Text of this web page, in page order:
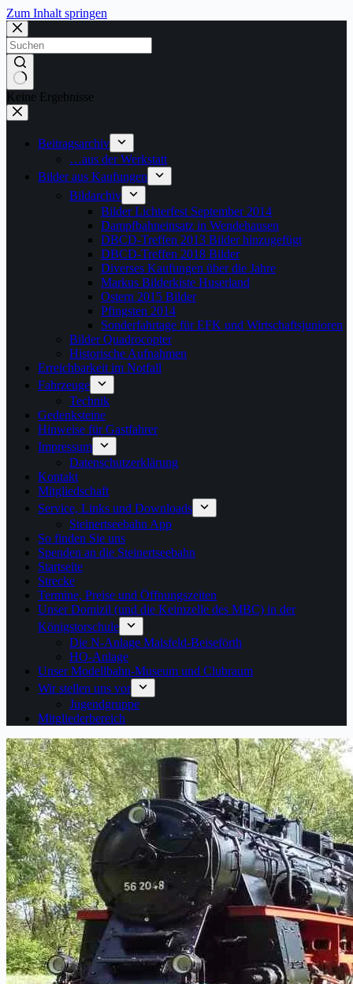
Zum Inhalt springen
Keine Ergebnisse
Beitragsarchiv
…aus der Werkstatt
Bilder aus Kaufungen
Bildarchiv
Bilder Lichterfest September 2014
Dampfbahneinsatz in Wendehausen
DBCD-Treffen 2013 Bilder hinzugefügt
DBCD-Treffen 2018 Bilder
Diverses Kaufungen über die Jahre
Markus Bilderkiste Huserland
Ostern 2015 Bilder
Pfingsten 2014
Sonderfahrtage für EFK und Wirtschaftsjunioren
Bilder Quadrocopter
Historische Aufnahmen
Erreichbarkeit im Notfall
Fahrzeuge
Technik
Gedenksteine
Hinweise für Gastfahrer
Impressum
Datenschutzerklärung
Kontakt
Mitgliedschaft
Service, Links und Downloads
Steinertseebahn App
So finden Sie uns
Spenden an die Steinertseebahn
Startseite
Strecke
Termine, Preise und Öffnungszeiten
Unser Domizil (und die Keimzelle des MBC) in der
Königstorschule
Die N-Anlage Malsfeld-Beiseförth
HO-Anlage
Unser Modellbahn-Museum und Clubraum
Wir stellen uns vor
Jugendgruppe
Mitgliederbereich